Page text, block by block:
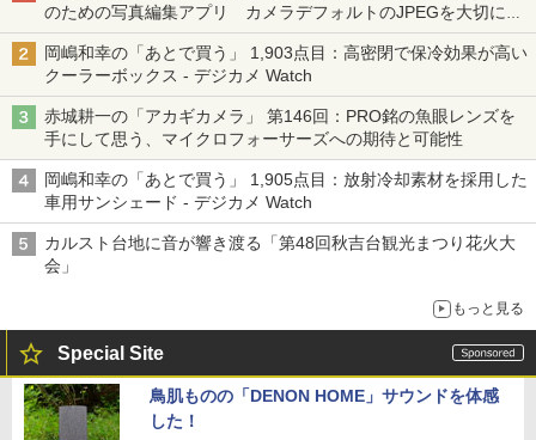
のための写真編集アプリ カメラデフォルトのJPEGを大切にす
る「Filmator」
岡嶋和幸の「あとで買う」 1,903点目：高密閉で保冷効果が高い
クーラーボックス - デジカメ Watch
赤城耕一の「アカギカメラ」 第146回：PRO銘の魚眼レンズを
手にして思う、マイクロフォーサーズへの期待と可能性
岡嶋和幸の「あとで買う」 1,905点目：放射冷却素材を採用した
車用サンシェード - デジカメ Watch
カルスト台地に音が響き渡る「第48回秋吉台観光まつり花火大
会」
もっと見る
Special Site
鳥肌ものの「DENON HOME」サウンドを体感
した！